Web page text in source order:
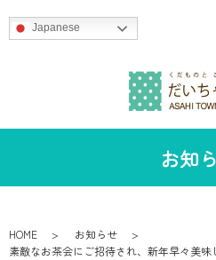
Japanese
お知
HOME
お知らせ
素敵なお茶会にご招待され、新年早々美味